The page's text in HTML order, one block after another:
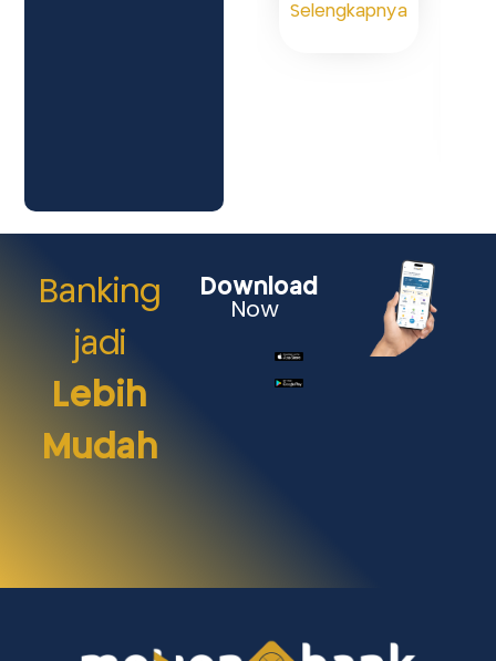
Selengkapnya
Banking
jadi
Lebih
Mudah
Download
Now